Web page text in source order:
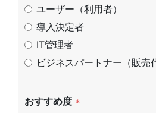
ユーザー（利用者）
導入決定者
IT管理者
ビジネスパートナー（販売
おすすめ度 *